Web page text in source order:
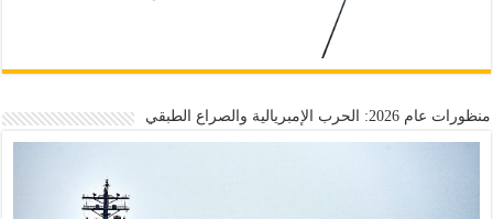
منظورات عام 2026: الحرب الإمبريالية والصراع الطبقي